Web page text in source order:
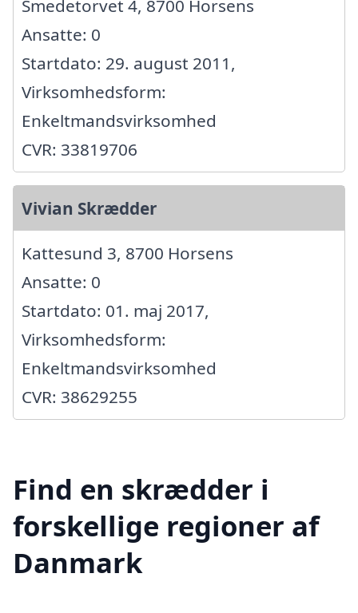
Smedetorvet 4, 8700 Horsens
Ansatte: 0
Startdato: 29. august 2011,
Virksomhedsform:
Enkeltmandsvirksomhed
CVR: 33819706
Vivian Skrædder
Kattesund 3, 8700 Horsens
Ansatte: 0
Startdato: 01. maj 2017,
Virksomhedsform:
Enkeltmandsvirksomhed
CVR: 38629255
Find en skrædder i
forskellige regioner af
Danmark